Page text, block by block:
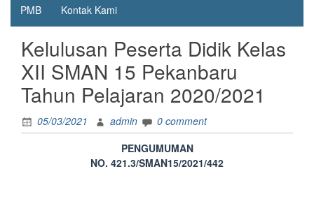
PMB Kontak Kami
Kelulusan Peserta Didik Kelas
XII SMAN 15 Pekanbaru
Tahun Pelajaran 2020/2021
05/03/2021 admin
0 comment
PENGUMUMAN
NO. 421.3/SMAN15/2021/442